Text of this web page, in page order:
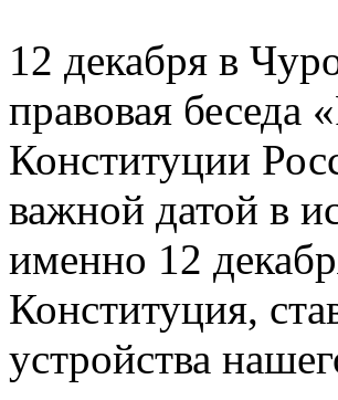
12 декабря в
правовая беседа
Конституции
важной датой в
именно 12
Конституция,
устройства